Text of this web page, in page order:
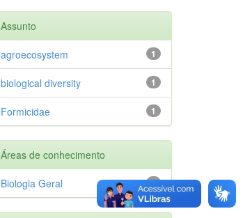
Assunto
1
agroecosystem
1
biological diversity
1
Formicidae
Áreas de conhecimento
1
Biologia Geral